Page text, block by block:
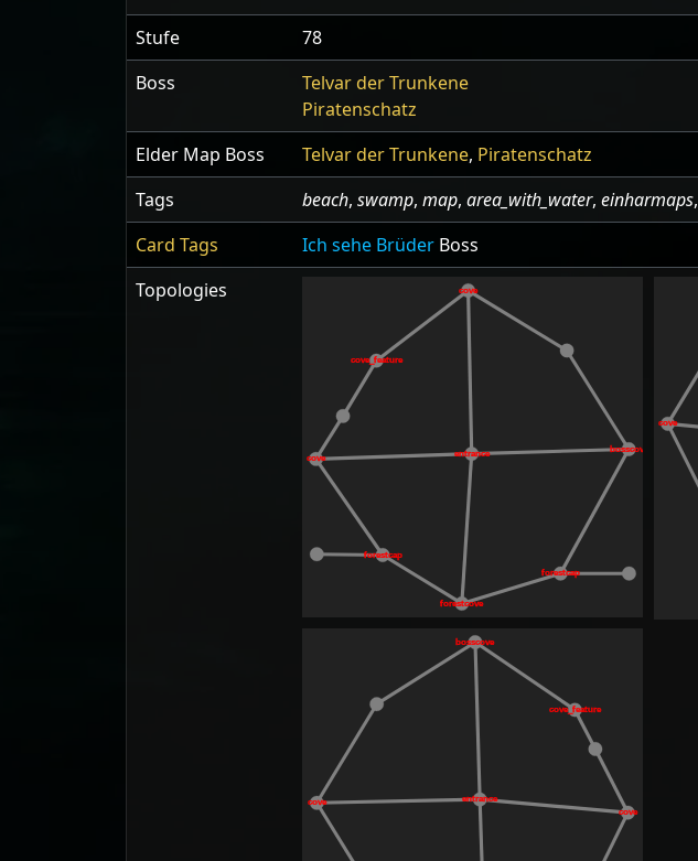
Stufe
78
Boss
Telvar der Trunkene
Piratenschatz
Elder Map Boss
Telvar der Trunkene, Piratenschatz
Tags
beach, swamp, map, area_with_water, einharmaps,
Card Tags
Ich sehe Brüder Boss
Topologies
bosscove
cove
forestcove
cove
entrance
cove_feature
forestcap
forestcap
cove
bosscove
cove
cove entrance
cove_feature